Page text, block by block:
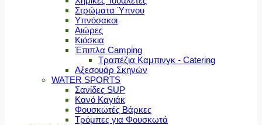
Στρώματα Ύπνου
Υπνόσακοι
Αιώρες
Κιόσκια
Έπιπλα Camping
Τραπέζια Καμπινγκ - Catering
Αξεσουάρ Σκηνών
WATER SPORTS
Σανίδες SUP
Κανό Καγιάκ
Φουσκωτές Βάρκες
Τρόμπες για Φουσκωτά